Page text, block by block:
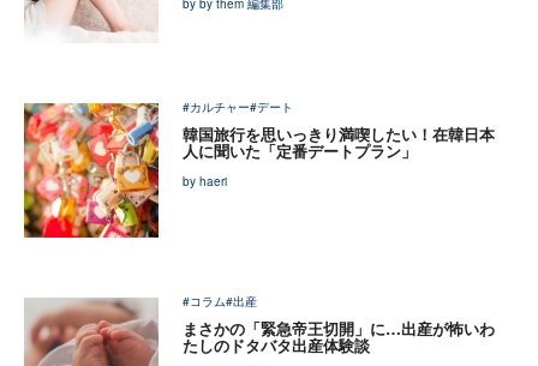
by by them 編集部
#カルチャー#デート
韓国旅行を思いっきり満喫したい！在韓日本
人に聞いた「定番デートプラン」
by haeri
#コラム#出産
まさかの「緊急帝王切開」に…出産が怖いわ
たしのドタバタ出産体験談